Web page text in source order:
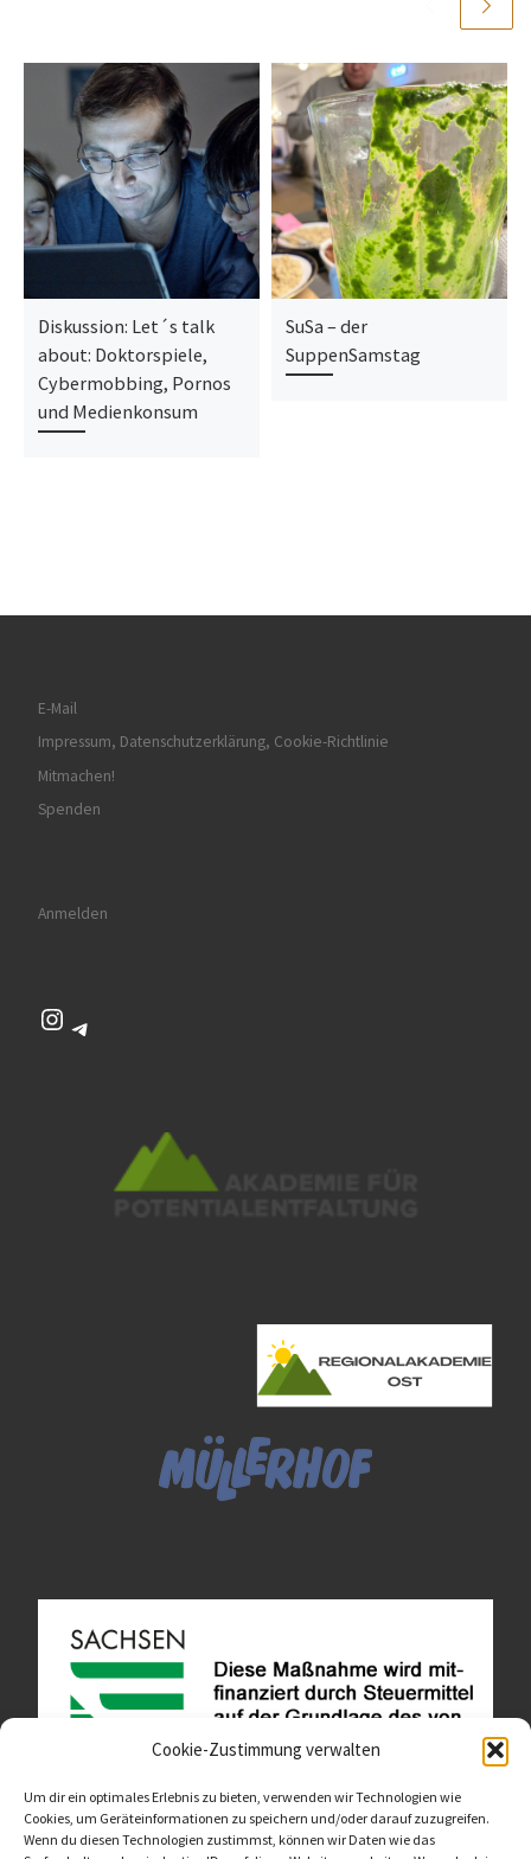
Cookie-Zustimmung verwalten
Um dir ein optimales Erlebnis zu bieten, verwenden wir Technologien wie
Cookies, um Geräteinformationen zu speichern und/oder darauf zuzugreifen.
Wenn du diesen Technologien zustimmst, können wir Daten wie das
Diskussion: Let´s talk
about: Doktorspiele,
Cybermobbing, Pornos
und Medienkonsum
SuSa – der
SuppenSamstag
E-Mail
Impressum, Datenschutzerklärung, Cookie-Richtlinie
Mitmachen!
Spenden
Anmelden
Instagram
Telegram
Diese Website ist als Teil des Projektes "Wachsen lassen